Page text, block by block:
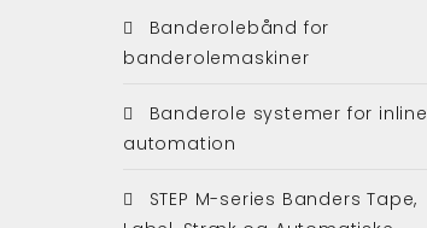
Banderolebånd for
banderolemaskiner
Banderole systemer for inline
automation
STEP M-series Banders Tape,